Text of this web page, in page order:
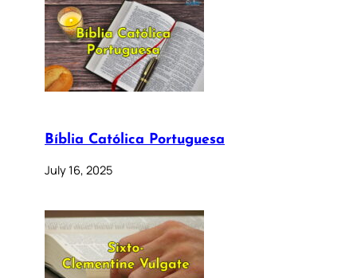
Bíblia Católica Portuguesa
July 16, 2025